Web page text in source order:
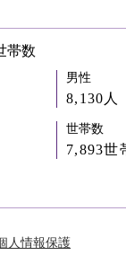
帯数
男性
8,130人
世帯数
7,893世
人情報保護